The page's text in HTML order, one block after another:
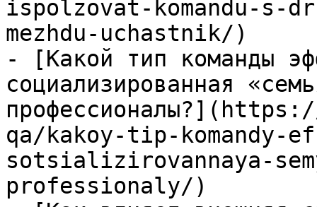
ispolzovat-komandu-s-
mezhdu-uchastnik/)
- [Какой тип команды
социализированная
qa/kakoy-tip-komandy-
sotsializirovannaya-
professionaly/)